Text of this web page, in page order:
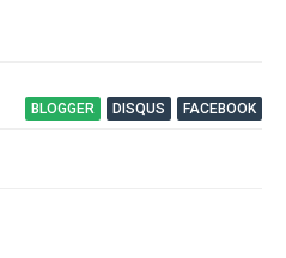
BLOGGER DISQUS FACEBOOK